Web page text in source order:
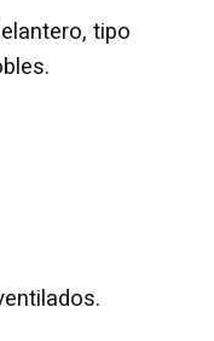
tipo